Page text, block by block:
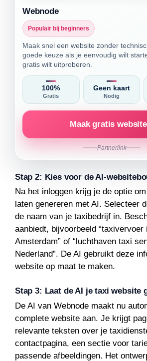
Webnode
Populair bij beginners
Maak snel een website zonder
goede keuze als je eenvoudig wilt
gratis wilt uitproberen.
100%
Gratis
Geen kaart
Nodig
Maak gratis website
Partnerlink
Stap 2: Kies voor de AI-
Na het inloggen krijg je de optie
laten genereren met AI. Selecteer
de naam van je taxibedrijf in.
aanbiedt, bijvoorbeeld “taxivervoer
Amsterdam” of “luchthaven taxi
Nederland”. De AI gebruikt deze
website op maat te maken.
Stap 3: Laat de AI je taxi website
De AI van Webnode maakt nu
complete website aan. Je krijgt
relevante teksten over je
contactpagina, een sectie voor
passende afbeeldingen. Het